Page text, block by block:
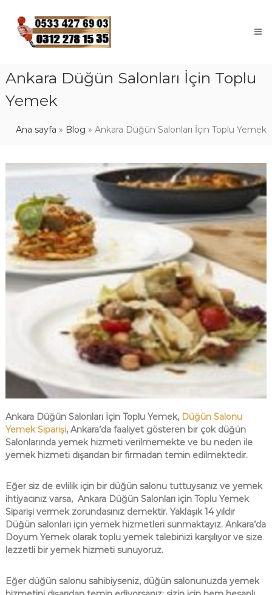
content
Ankara Düğün Salonları İçin Toplu
Yemek
Ana sayfa » Blog »Ankara Düğün Salonları İçin Toplu Yemek
Ankara Düğün Salonları İçin Toplu Yemek, Düğün Salonu
Yemek Siparişi, Ankara’da faaliyet gösteren bir çok düğün
Salonlarında yemek hizmeti verilmemekte ve bu neden ile
yemek hizmeti dışarıdan bir firmadan temin edilmektedir.
Eğer siz de evlilik için bir düğün salonu tuttuysanız ve yemek
ihtiyacınız varsa, Ankara Düğün Salonları için Toplu Yemek
Siparişi vermek zorundasınız demektir. Yaklaşık 14 yıldır
Düğün salonları için yemek hizmetleri sunmaktayız. Ankara’da
Doyum Yemek olarak toplu yemek talebinizi karşılıyor ve size
lezzetli bir yemek hizmeti sunuyoruz.
Eğer düğün salonu sahibiyseniz, düğün salonunuzda yemek